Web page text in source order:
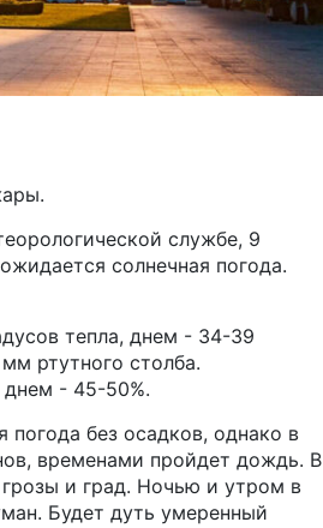
службе, 9
солнечная погода.
тепла, днем - 34-39
ртутного столба.
днем - 45-50%.
без осадков, однако в
временами пройдет дождь. В
и град. Ночью и утром в
Будет дуть умеренный